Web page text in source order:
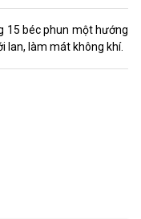
15 béc phun một hướng
lan, làm mát không khí.